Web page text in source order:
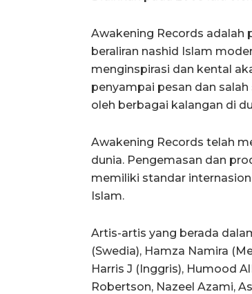
Awakening Records adalah
beraliran nashid Islam
menginspirasi dan kental
penyampai pesan dan
oleh berbagai kalangan di
Awakening Records telah
dunia. Pengemasan dan
memiliki standar
Islam.
Artis-artis yang berada
(Swedia), Hamza Namira
Harris J (Inggris), Humood
Robertson, Nazeel Azami,